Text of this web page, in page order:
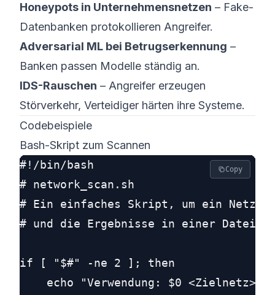
Honeypots in Unternehmensnetzen – Fake-
Datenbanken protokollieren Angreifer.
Adversarial ML bei Betrugserkennung –
Banken passen Modelle ständig an.
IDS-Rauschen – Angreifer erzeugen
Störverkehr, Verteidiger härten ihre Systeme.
Codebeispiele
Bash-Skript zum Scannen
#!/bin/bash
# network_scan.sh
# Ein einfaches Skript, um ein
# und die Ergebnisse in einer Datei
if [ "$#" -ne 2 ]; then
echo "Verwendung: $0 <Zielnetz>
Copy